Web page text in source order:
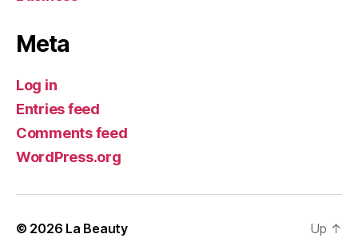
Meta
Log in
Entries feed
Comments feed
WordPress.org
© 2026 La Beauty Up ↑